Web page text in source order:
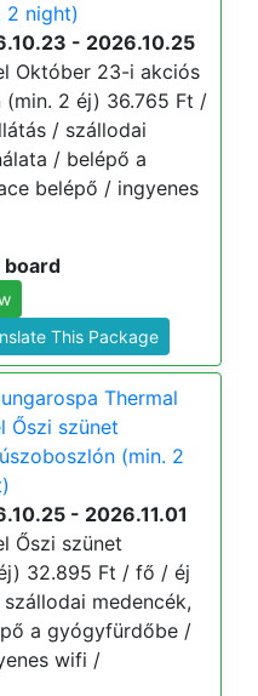
2 night)
- 2026.10.25
Október 23-i akciós
(min. 2 éj) 36.765 Ft /
/ szállodai
/ belépő a
belépő / ingyenes
board
This Package
Thermal
Őszi szünet
(min. 2
- 2026.11.01
Őszi szünet
32.895 Ft / fő / éj
medencék,
a gyógyfürdőbe /
wifi /